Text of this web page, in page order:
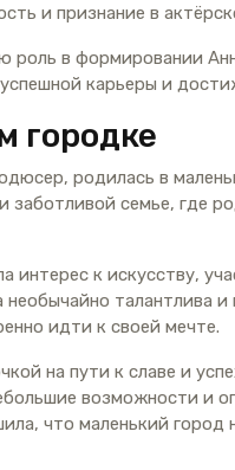
и признание в
роль в формировании
карьеры и
городке
родилась в
семье, где
интерес к искусству,
талантлива
идти к своей мечте.
на пути к славе и
возможности и
что маленький город